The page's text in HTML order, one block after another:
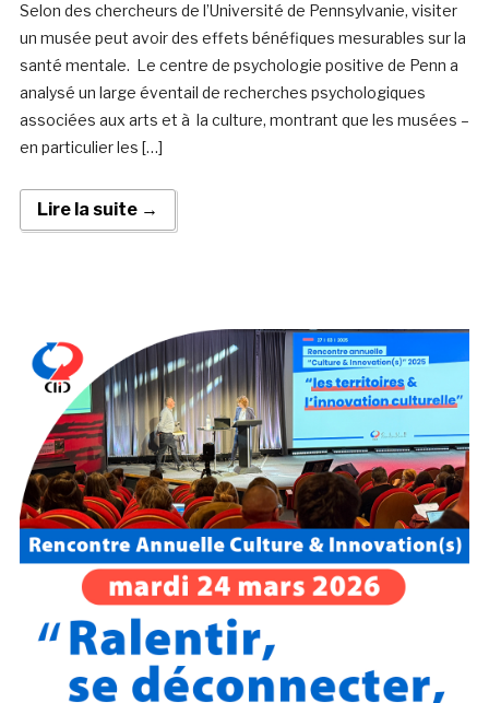
Selon des chercheurs de l’Université de Pennsylvanie, visiter
un musée peut avoir des effets bénéfiques mesurables sur la
santé mentale. Le centre de psychologie positive de Penn a
analysé un large éventail de recherches psychologiques
associées aux arts et à la culture, montrant que les musées –
en particulier les […]
Lire la suite →